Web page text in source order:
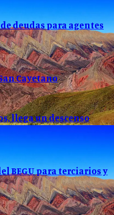
deudas para agentes
Cayetano
llega un descenso
BEGU para terciarios y